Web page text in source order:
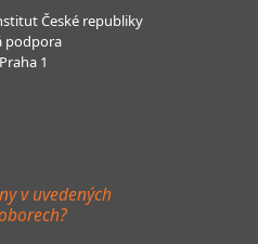
České republiky
podpora
1
v uvedených